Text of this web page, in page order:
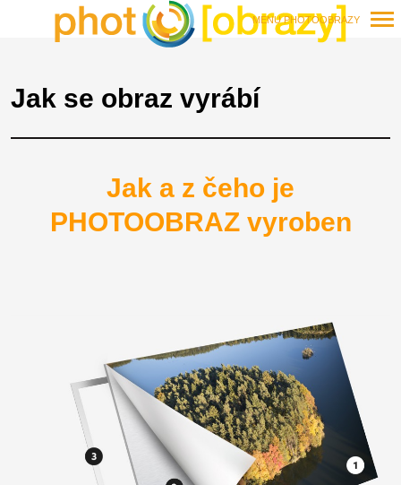
Primary
MENU PHOTOOBRAZY
Jak se obraz vyrábí
Jak a z čeho je
PHOTOOBRAZ vyroben